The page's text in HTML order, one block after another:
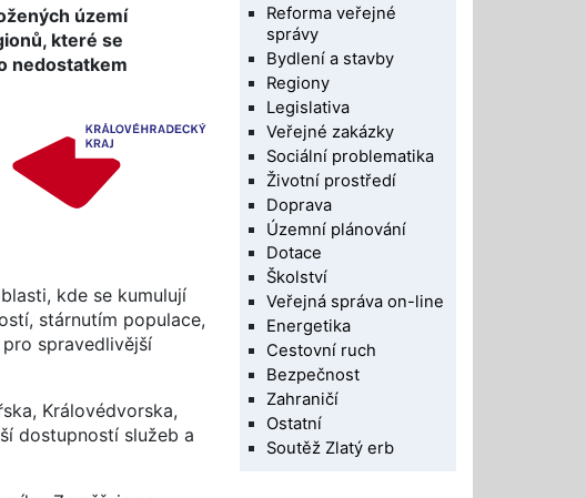
území
které se
nedostatkem
kde se kumulují
stárnutím populace,
spravedlivější
Královédvorska,
dostupností služeb a
Reforma veřejné
správy
Bydlení a stavby
Regiony
Legislativa
Veřejné zakázky
Sociální problematika
Životní prostředí
Doprava
Územní plánování
Dotace
Školství
Veřejná správa on-line
Energetika
Cestovní ruch
Bezpečnost
Zahraničí
Ostatní
Soutěž Zlatý erb